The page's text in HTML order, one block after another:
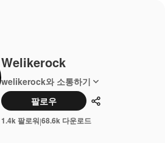
Welikerock
welikerock와 소통하기
팔로우
공유하기
1.4k 팔로워|68.6k 다운로드